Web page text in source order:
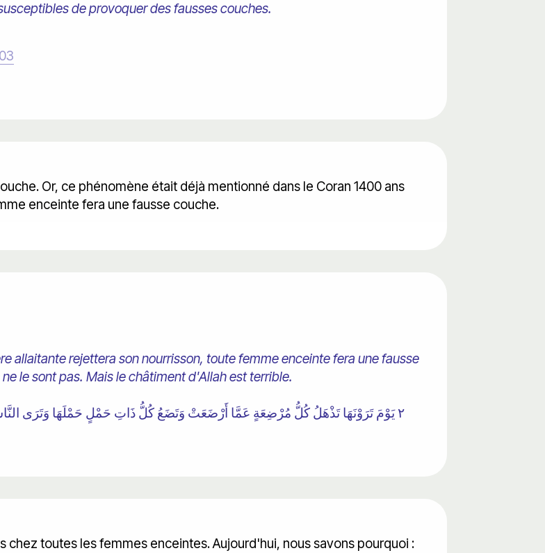
de provoquer des fausses couches.
Or, ce phénomène était déjà mentionné dans le Coran 1400 ans
enceinte fera une fausse couche.
allaitante rejettera son nourrisson, toute femme enceinte fera une fausse
le sont pas. Mais le châtiment d'Allah est terrible.
٢ يَوْمَ تَرَوْنَهَا تَذْهَلُ كُلُّ مُرْضِعَةٍ عَمَّا أَرْضَعَتْ وَتَضَعُ كُلُّ ذَاتِ حَمْلٍ حَمْلَهَا وَتَرَى النَّاسَ سُكَارَىٰ وَمَا هُمْ بِسُكَارَىٰ وَلَٰكِنَّ عَذَابَ اللَّهِ شَدِيدٌ
toutes les femmes enceintes. Aujourd'hui, nous savons pourquoi :